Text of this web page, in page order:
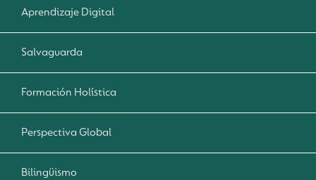
Aprendizaje Digital
Salvaguarda
Formación Holística
Perspectiva Global
Bilingüismo